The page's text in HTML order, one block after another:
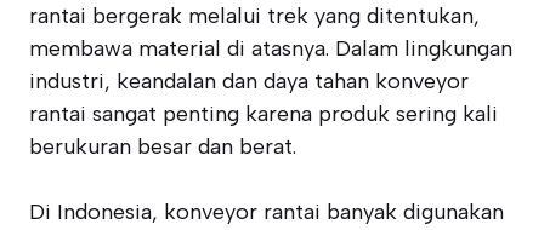
rantai bergerak melalui trek yang ditentukan,
membawa material di atasnya. Dalam lingkungan
industri, keandalan dan daya tahan konveyor
rantai sangat penting karena produk sering kali
berukuran besar dan berat.
Di Indonesia, konveyor rantai banyak digunakan